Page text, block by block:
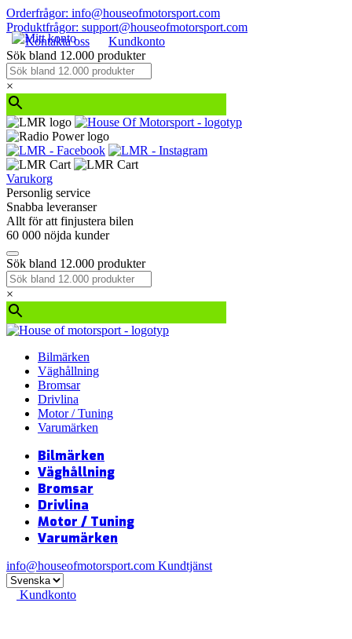
Orderfrågor: info@houseofmotorsport.com
Produktfrågor: support@houseofmotorsport.com
Kontakta oss
Kundkonto
Sök bland 12.000 produkter
×
Varukorg
Personlig service
Snabba leveranser
Allt för att finjustera bilen
60 000 nöjda kunder
Sök bland 12.000 produkter
×
Bilmärken
Väghållning
Bromsar
Drivlina
Motor / Tuning
Varumärken
Bilmärken
Väghållning
Bromsar
Drivlina
Motor / Tuning
Varumärken
info@houseofmotorsport.com Kundtjänst
Kundkonto